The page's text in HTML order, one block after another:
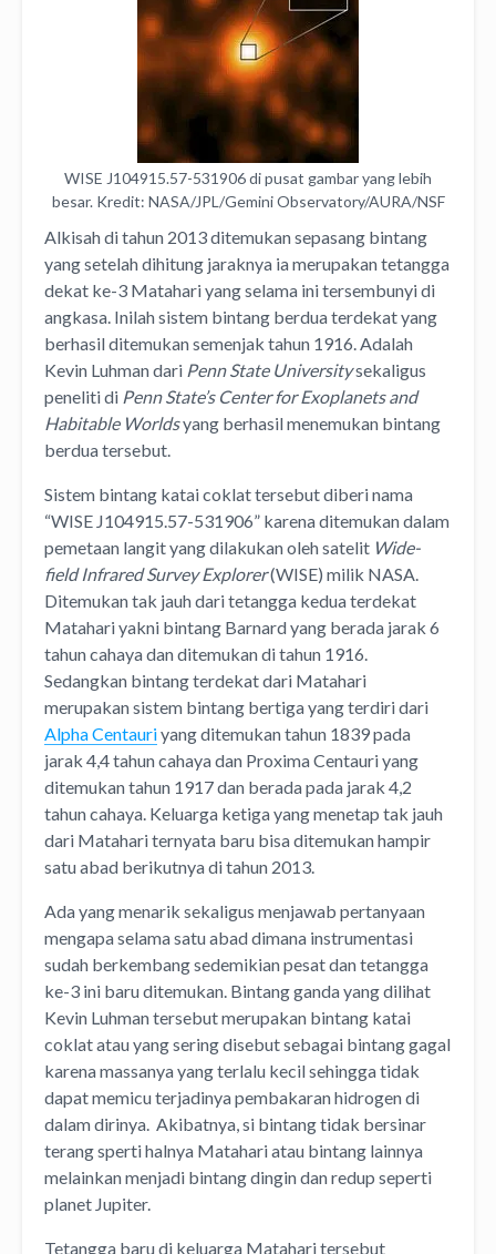
WISE J104915.57-531906 di pusat gambar yang lebih
besar. Kredit: NASA/JPL/Gemini Observatory/AURA/NSF
Alkisah di tahun 2013 ditemukan sepasang bintang
yang setelah dihitung jaraknya ia merupakan tetangga
dekat ke-3 Matahari yang selama ini tersembunyi di
angkasa. Inilah sistem bintang berdua terdekat yang
berhasil ditemukan semenjak tahun 1916. Adalah
Kevin Luhman dari Penn State Universitysekaligus
peneliti di Penn State’s Center for Exoplanets and
Habitable Worldsyang berhasil menemukan bintang
berdua tersebut.
Sistem bintang katai coklat tersebut diberi nama
“WISE J104915.57-531906” karena ditemukan dalam
pemetaan langit yang dilakukan oleh satelit Wide-
field Infrared Survey Explorer(WISE) milik NASA.
Ditemukan tak jauh dari tetangga kedua terdekat
Matahari yakni bintang Barnard yang berada jarak 6
tahun cahaya dan ditemukan di tahun 1916.
Sedangkan bintang terdekat dari Matahari
merupakan sistem bintang bertiga yang terdiri dari
Alpha Centauriyang ditemukan tahun 1839 pada
jarak 4,4 tahun cahaya dan Proxima Centauri yang
ditemukan tahun 1917 dan berada pada jarak 4,2
tahun cahaya. Keluarga ketiga yang menetap tak jauh
dari Matahari ternyata baru bisa ditemukan hampir
satu abad berikutnya di tahun 2013.
Ada yang menarik sekaligus menjawab pertanyaan
mengapa selama satu abad dimana instrumentasi
sudah berkembang sedemikian pesat dan tetangga
ke-3 ini baru ditemukan. Bintang ganda yang dilihat
Kevin Luhman tersebut merupakan bintang katai
coklat atau yang sering disebut sebagai bintang gagal
karena massanya yang terlalu kecil sehingga tidak
dapat memicu terjadinya pembakaran hidrogen di
dalam dirinya. Akibatnya, si bintang tidak bersinar
terang sperti halnya Matahari atau bintang lainnya
melainkan menjadi bintang dingin dan redup seperti
planet Jupiter.
Tetangga baru di keluarga Matahari tersebut